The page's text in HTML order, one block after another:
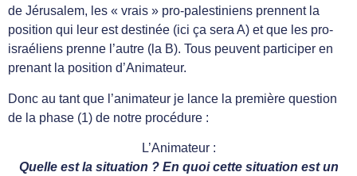
de Jérusalem, les « vrais » pro-palestiniens prennent la
position qui leur est destinée (ici ça sera A) et que les pro-
israéliens prenne l’autre (la B). Tous peuvent participer en
prenant la position d’Animateur.
Donc au tant que l’animateur je lance la première question
de la phase (1) de notre procédure :
L’Animateur :
Quelle est la situation ? En quoi cette situation est un